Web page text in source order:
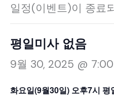
일정(이벤트)이 종료
평일미사 없음
9월 30, 2025 @
화요일(9월30일) 오후7시 평